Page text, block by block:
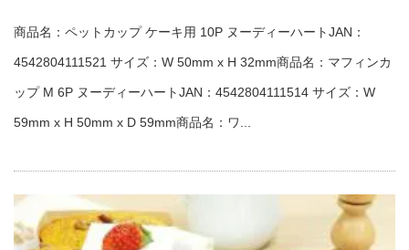
商品名：ペットカップ ケーキ用 10P ヌーディーハートJAN：
4542804111521 サイズ：W 50mm x H 32mm商品名：マフィンカ
ップ M 6P ヌーディーハートJAN：4542804111514 サイズ：W
59mm x H 50mm x D 59mm商品名：ワ...